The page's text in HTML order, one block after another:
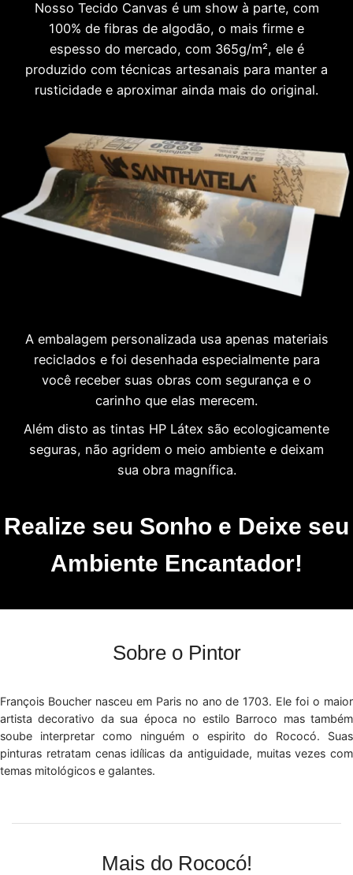
Nosso Tecido Canvas é um show à parte, com
100% de fibras de algodão, o mais firme e
espesso do mercado, com 365g/m², ele é
produzido com técnicas artesanais para manter a
rusticidade e aproximar ainda mais do original.
A embalagem personalizada usa apenas materiais
reciclados e foi desenhada especialmente para
você receber suas obras com segurança e o
carinho que elas merecem.
Além disto as tintas HP Látex são ecologicamente
seguras, não agridem o meio ambiente e deixam
sua obra magnífica.
Realize seu Sonho e Deixe seu
Ambiente Encantador!
Sobre o Pintor
François Boucher nasceu em Paris no ano de 1703. Ele foi o maior
artista decorativo da sua época no estilo Barroco mas também
soube interpretar como ninguém o espirito do Rococó. Suas
pinturas retratam cenas idílicas da antiguidade, muitas vezes com
temas mitológicos e galantes.
Mais do Rococó!